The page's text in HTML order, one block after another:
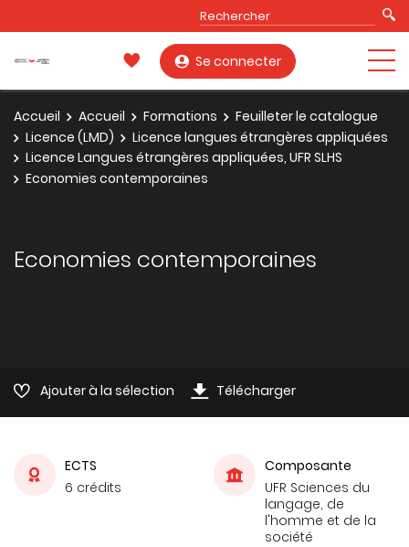
Se connecter
Accueil Accueil Formations
Feuilleter le catalogue
Licence (LMD)
Licence langues étrangères appliquées
Licence Langues étrangères appliquées, UFR SLHS
Economies contemporaines
Economies contemporaines
Ajouter à la sélection Télécharger
ECTS
6 crédits
Composante
UFR Sciences du
langage, de
l'homme et de la
société